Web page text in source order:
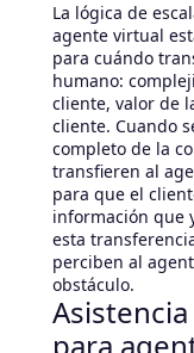
La lógica de
agente virtual
para cuándo
humano:
cliente, valor de
cliente. Cuando
completo de la
transfieren al
para que el
información que
esta
perciben al
obstáculo.